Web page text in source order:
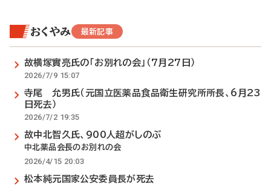
おくやみ 最新記事
故横塚實亮氏の「お別れの会」（7月27日）
2026/7/9 15:07
寺尾 允男氏（元国立医薬品食品衛生研究所所長、6月23
日死去）
2026/7/2 19:35
故中北智久氏、900人超がしのぶ
中北薬品会長のお別れの会
2026/4/15 20:03
松本純元国家公安委員長が死去